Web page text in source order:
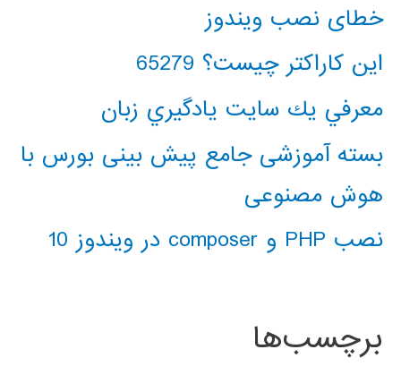
خطای نصب ویندوز
این کاراکتر چیست؟ 65279
معرفي يك سايت يادگيري زبان
بسته آموزشی جامع پیش بینی بورس با
هوش مصنوعی
نصب PHP و composer در ویندوز 10
برچسب‌ها